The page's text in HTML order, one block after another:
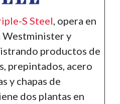
S Steel, opera en
Westminister y
productos de
prepintados, acero
y chapas de
dos plantas en